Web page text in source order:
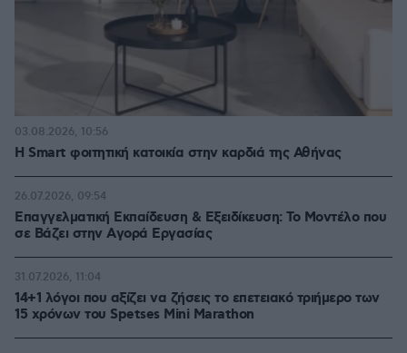
Η Smart φοιτητική κατοικία στην καρδιά της Αθήνας
03.08.2026, 10:56
Επαγγελματική Εκπαίδευση & Εξειδίκευση: Το Mοντέλο που
σε Bάζει στην Aγορά Eργασίας
26.07.2026, 09:54
14+1 λόγοι που αξίζει να ζήσεις το επετειακό τριήμερο των
15 χρόνων του Spetses Mini Marathon
31.07.2026, 11:04